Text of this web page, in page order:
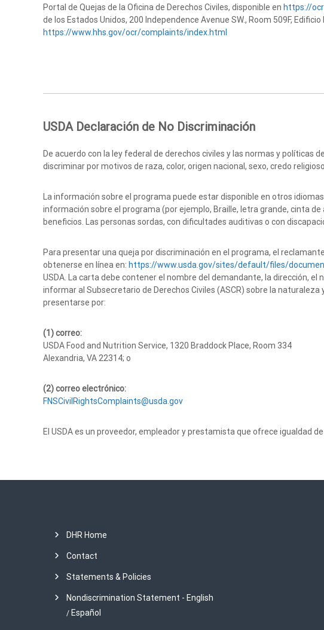
Portal de Quejas de la Oficina de Derechos Civiles, disponible en https://
de los Estados Unidos, 200 Independence Avenue SW., Room 509F,
https://www.hhs.gov/ocr/complaints/index.html
USDA Declaración de No Discriminación
De acuerdo con la ley federal de derechos civiles y las normas y políticas
discriminar por motivos de raza, color, origen nacional, sexo, credo
La información sobre el programa puede estar disponible en otros
información sobre el programa (por ejemplo, Braille, letra grande, cinta
beneficios. Las personas sordas, con dificultades auditivas o con
Para presentar una queja por discriminación en el programa, el
obtenerse en línea en: https://www.usda.gov/sites/default/files/
USDA. La carta debe contener el nombre del demandante, la dirección,
informar al Subsecretario de Derechos Civiles (ASCR) sobre la
presentarse por:
(1) correo:
USDA Food and Nutrition Service, 1320 Braddock Place, Room 334
Alexandria, VA 22314; o
(2) correo electrónico:
FNSCivilRightsComplaints@usda.gov
El USDA es un proveedor, empleador y prestamista que ofrece igualdad
DHR Home
Contact
Statements & Policies
Nondiscrimination Statement - English
/ Español